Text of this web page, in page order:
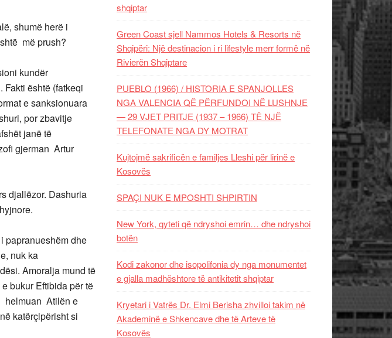
shumë herë i
më prush?
kundër
është (fatkeqi
e sanksionuara
por zbavitje
janë të
gjerman Artur
djallëzor. Dashuria
papranueshëm dhe
nuk ka
Amoralja mund të
bukur Eftibida për të
helmuan Atilën e
katërçipërisht si
shqiptar
Green Coast sjell Nammos Hotels & Resorts në
Shqipëri: Një destinacion i ri lifestyle merr formë në
Rivierën Shqiptare
PUEBLO (1966) / HISTORIA E SPANJOLLES
NGA VALENCIA QË PËRFUNDOI NË LUSHNJE
— 29 VJET PRITJE (1937 – 1966) TË NJË
TELEFONATE NGA DY MOTRAT
Kujtojmë sakrificën e familjes Lleshi për lirinë e
Kosovës
SPAÇI NUK E MPOSHTI SHPIRTIN
New York, qyteti që ndryshoi emrin… dhe ndryshoi
botën
Kodi zakonor dhe isopolifonia dy nga monumentet
e gjalla madhështore të antikitetit shqiptar
Kryetari i Vatrës Dr. Elmi Berisha zhvilloi takim në
Akademinë e Shkencave dhe të Arteve të
Kosovës